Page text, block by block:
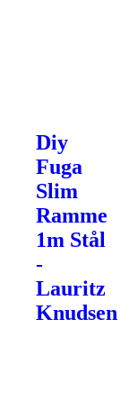
Diy
Fuga
Slim
Ramme
1m Stål
-
Lauritz
Knudsen